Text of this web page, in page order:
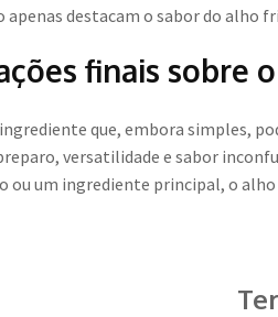
apenas destacam o sabor do
finais sobre
que, embora simples,
versatilidade e sabor
ou um ingrediente principal, o